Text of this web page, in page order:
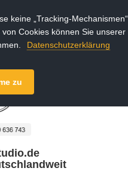
keine „Tracking-Mechanismen“
Cookies können Sie unserer
Datenschutzerklärung
zu